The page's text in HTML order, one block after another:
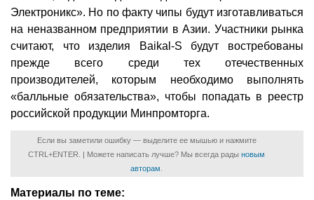
Электроникс». Но по факту чипы будут изготавливаться
на неназванном предприятии в Азии. Участники рынка
считают, что изделия Baikal-S будут востребованы
прежде всего среди тех отечественных
производителей, которым необходимо выполнять
«балльные обязательства», чтобы попадать в реестр
российской продукции Минпромторга.
Если вы заметили ошибку — выделите ее мышью и нажмите
CTRL+ENTER. | Можете написать лучше? Мы всегда рады новым
авторам.
Материалы по теме: